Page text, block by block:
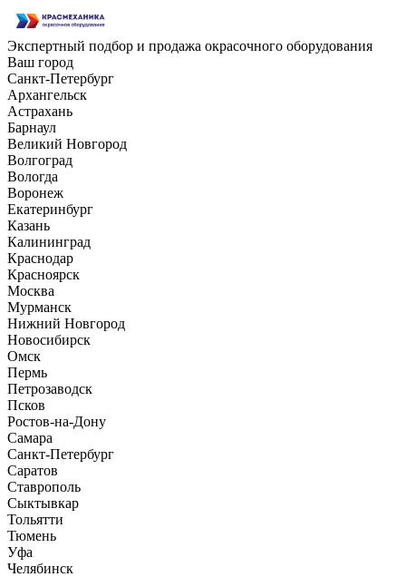
Экспертный подбор и продажа окрасочного оборудования
Ваш город
Санкт-Петербург
Архангельск
Астрахань
Барнаул
Великий Новгород
Волгоград
Вологда
Воронеж
Екатеринбург
Казань
Калининград
Краснодар
Красноярск
Москва
Мурманск
Нижний Новгород
Новосибирск
Омск
Пермь
Петрозаводск
Псков
Ростов-на-Дону
Самара
Санкт-Петербург
Саратов
Ставрополь
Сыктывкар
Тольятти
Тюмень
Уфа
Челябинск